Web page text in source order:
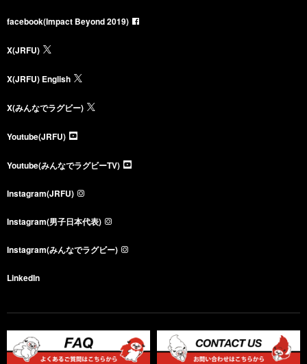
facebook(Impact Beyond 2019)
X(JRFU)
X(JRFU) English
X(みんなでラグビー)
Youtube(JRFU)
Youtube(みんなでラグビーTV)
Instagram(JRFU)
Instagram(男子日本代表)
Instagram(みんなでラグビー)
LinkedIn